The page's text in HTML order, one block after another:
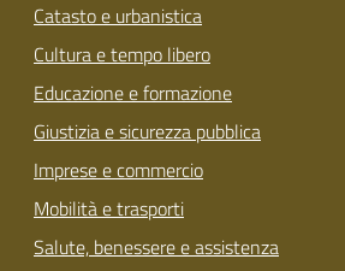
Catasto e urbanistica
Cultura e tempo libero
Educazione e formazione
Giustizia e sicurezza pubblica
Imprese e commercio
Mobilità e trasporti
Salute, benessere e assistenza